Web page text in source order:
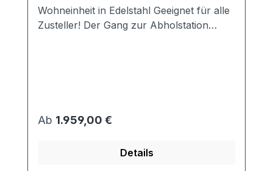
Wohneinheit in Edelstahl Geeignet für alle
Zusteller! Der Gang zur Abholstation
DIN EN 13724 konformer Briefkasten
(passend für alle DIN A4 Umschläge) 1
einer Türverstärkung -> Paketboxen sind
Regulärer Preis:
Ab 1.959,00 €
Details